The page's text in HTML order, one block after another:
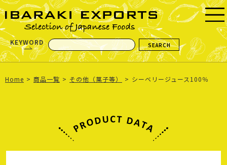
KEYWORD
Home 商品一覧 その他（菓子等） シーベリージュース100％